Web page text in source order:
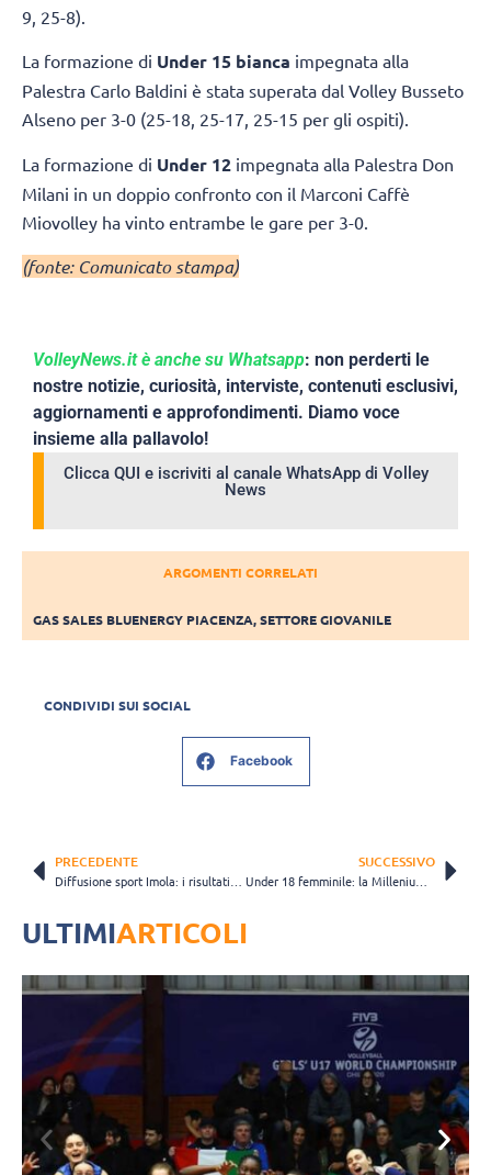
9, 25-8).
La formazione di Under 15 bianca impegnata alla
Palestra Carlo Baldini è stata superata dal Volley Busseto
Alseno per 3-0 (25-18, 25-17, 25-15 per gli ospiti).
La formazione di Under 12 impegnata alla Palestra Don
Milani in un doppio confronto con il Marconi Caffè
Miovolley ha vinto entrambe le gare per 3-0.
(fonte: Comunicato stampa)
VolleyNews.it è anche su Whatsapp: non perderti le
nostre notizie, curiosità, interviste, contenuti esclusivi,
aggiornamenti e approfondimenti. Diamo voce
insieme alla pallavolo!
Clicca QUI e iscriviti al canale WhatsApp di Volley
News
ARGOMENTI CORRELATI
GAS SALES BLUENERGY PIACENZA,SETTORE GIOVANILE
CONDIVIDI SUI SOCIAL
Facebook
PRECEDENTE SUCCESSIVO
Under 18 femminile: la Millenium Brescia centra l’obiettivo della finale
ULTIMIARTICOLI